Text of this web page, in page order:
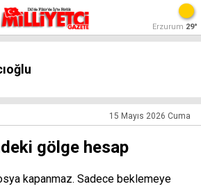
Erzurum 29°
15 Mayıs 2026 Cuma
gölge hesap
kapanmaz. Sadece beklemeye